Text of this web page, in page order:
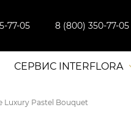
77-05 8 (800) 350-77-05
СЕРВИС INTERFLORA
Luxury Pastel Bouquet